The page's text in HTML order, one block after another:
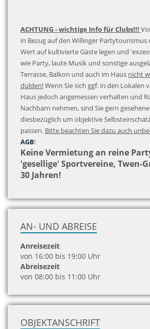
ACHTUNG - wichtige Info für Clubs!!!
in Bezug auf den Willinger Partytourismus
Wert auf kultivierte Gäste legen und
wie Party, laute Musik und sonstige
Terrasse, Balkon und auch im Haus nicht
dulden!Wenn Sie sich ggf. in den Lokalen
Haus jedoch angemessen verhalten und
Nachbarn nehmen, sind Sie gern
diesbezüglich um objektive
passen. Bitte beachten Sie dazu auch
AGB!
Keine Vermietung an reine
'gesellige' Sportvereine, Twen-
30 Jahren!
AN- UND ABREISE
Anreisezeit
von 16:00 bis 19:00 Uhr
Abreisezeit
von 08:00 bis 11:00 Uhr
OBJEKTANSCHRIFT